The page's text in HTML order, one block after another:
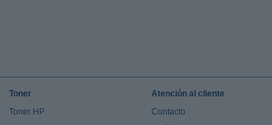
Toner
Toner HP
Atención al cliente
Contacto